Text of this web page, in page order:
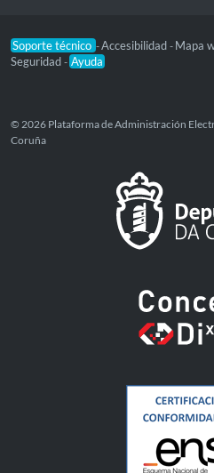
Soporte técnico -Accesibilidad - Mapa
Seguridad - Ayuda
© 2026 Plataforma de Administración
Coruña